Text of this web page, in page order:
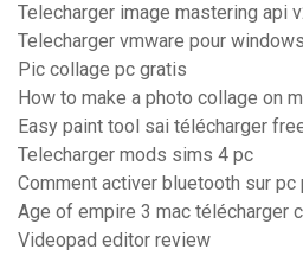
Telecharger image mastering api
Telecharger vmware pour
Pic collage pc gratis
How to make a photo collage on
Easy paint tool sai télécharger
Telecharger mods sims 4 pc
Comment activer bluetooth sur
Age of empire 3 mac télécharger
Videopad editor review